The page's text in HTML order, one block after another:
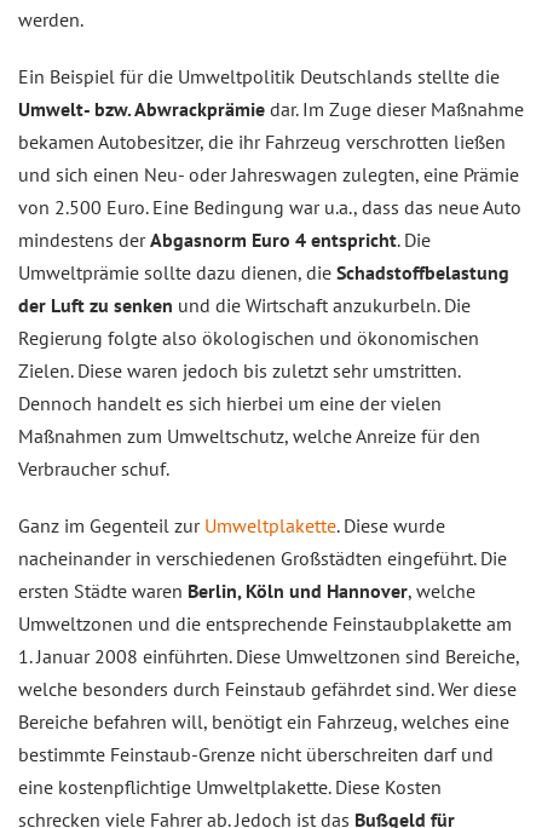
werden.
Ein Beispiel für die Umweltpolitik Deutschlands stellte die
Umwelt- bzw. Abwrackprämie dar. Im Zuge dieser Maßnahme
bekamen Autobesitzer, die ihr Fahrzeug verschrotten ließen
und sich einen Neu- oder Jahreswagen zulegten, eine Prämie
von 2.500 Euro. Eine Bedingung war u.a., dass das neue Auto
mindestens derAbgasnorm Euro 4 entspricht. Die
Umweltprämie sollte dazu dienen, die Schadstoffbelastung
der Luft zu senken und die Wirtschaft anzukurbeln. Die
Regierung folgte also ökologischen und ökonomischen
Zielen. Diese waren jedoch bis zuletzt sehr umstritten.
Dennoch handelt es sich hierbei um eine der vielen
Maßnahmen zum Umweltschutz, welche Anreize für den
Verbraucher schuf.
Ganz im Gegenteil zur Umweltplakette. Diese wurde
nacheinander in verschiedenen Großstädten eingeführt. Die
ersten Städte waren Berlin, Köln und Hannover, welche
Umweltzonen und die entsprechende Feinstaubplakette am
1. Januar 2008 einführten. Diese Umweltzonen sind Bereiche,
welche besonders durch Feinstaub gefährdet sind. Wer diese
Bereiche befahren will, benötigt ein Fahrzeug, welches eine
bestimmte Feinstaub-Grenze nicht überschreiten darf und
eine kostenpflichtige Umweltplakette. Diese Kosten
schrecken viele Fahrer ab. Jedoch ist das Bußgeld für